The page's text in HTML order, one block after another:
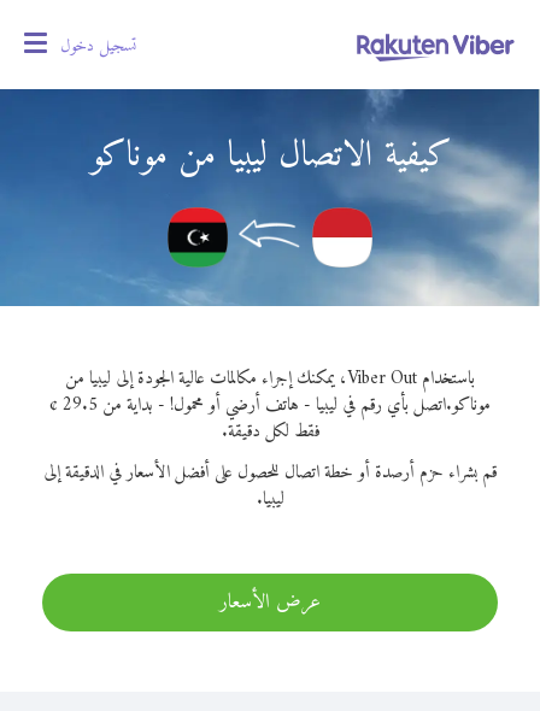
تسجيل دخول
كيفية الاتصال ليبيا من موناكو
باستخدام Viber Out، يمكنك إجراء مكالمات عالية الجودة إلى ليبيا من
موناكو.
اتصل بأي رقم في ليبيا - هاتف أرضي أو محمول! - بداية من 29.5 ¢
فقط لكل دقيقة.
قم بشراء حزم أرصدة أو خطة اتصال للحصول على أفضل الأسعار في الدقيقة إلى
ليبيا.
عرض الأسعار